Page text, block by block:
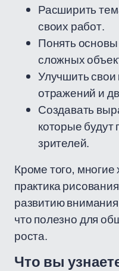
Расширить
своих работ.
Понять
сложных
Улучшить
отражений и
Создавать
которые будут
зрителей.
Кроме того,
практика
развитию
что полезно для
роста.
Что вы